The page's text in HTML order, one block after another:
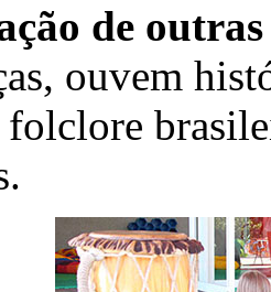
de
ouvem